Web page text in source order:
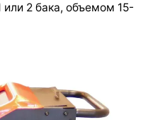
или 2 бака, объемом 15-